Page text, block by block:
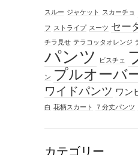
スルー ジャケット スカーチョ
フ ストライプ スーツ セー
チラ見せ テラコッタオレンジ
パンツ ビスチェ
ン プルオーバ
ワイドパンツ ワン
白 花柄スカート ７分丈パンツ
カテゴリー